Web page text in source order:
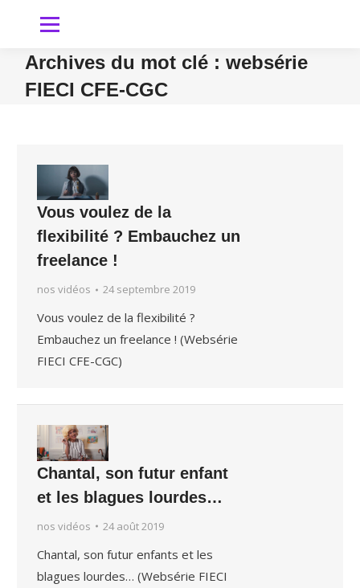
Archives du mot clé :websérie
FIECI CFE-CGC
Vous voulez de la
flexibilité ? Embauchez un
freelance !
nos vidéos 24 septembre 2019
Vous voulez de la flexibilité ?
Embauchez un freelance ! (Websérie
FIECI CFE-CGC)
Chantal, son futur enfant
et les blagues lourdes…
nos vidéos 24 août 2019
Chantal, son futur enfants et les
blagues lourdes… (Websérie FIECI